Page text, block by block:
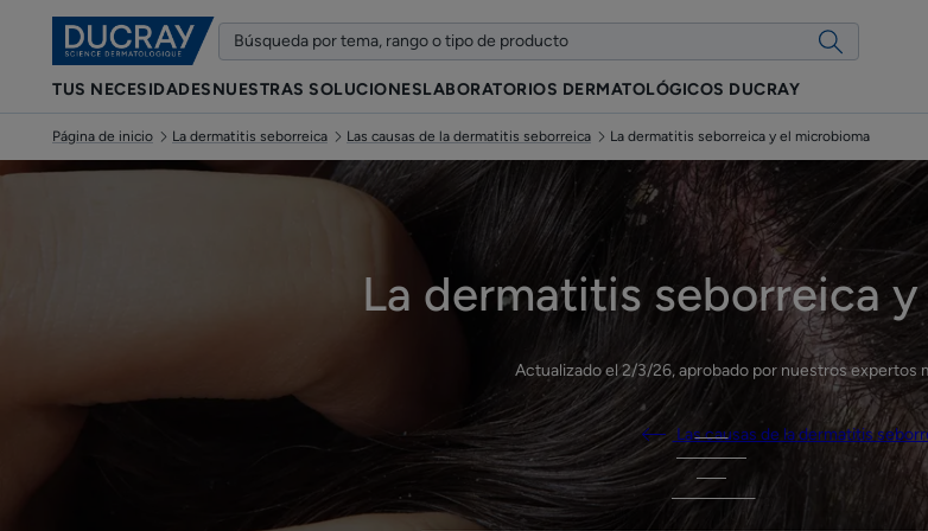
TUS NECESIDADESNUESTRAS SOLUCIONESLABORATORIOS DERMATOLÓGICOS DUCRAY
Página de inicio La dermatitis seborreica Las causas de la dermatitis seborreica La dermatitis seborreica y el microbioma
La dermatitis seborreica
Actualizado el2/3/26, aprobado por nuestros expertos
Las causas de la dermatitis